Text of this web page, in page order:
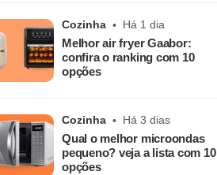
Cozinha Há 1 dia
Melhor air fryer Gaabor:
confira o ranking com 10
opções
Cozinha Há 3 dias
Qual o melhor microondas
pequeno? veja a lista com 10
opções